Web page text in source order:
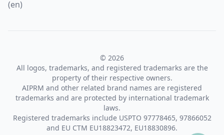
(en)
© 2026
All logos, trademarks, and registered trademarks are the
property of their respective owners.
AIPRM and other related brand names are registered
trademarks and are protected by international trademark
laws.
Registered trademarks include USPTO 97778465, 97866052
and EU CTM EU18823472, EU18830896.